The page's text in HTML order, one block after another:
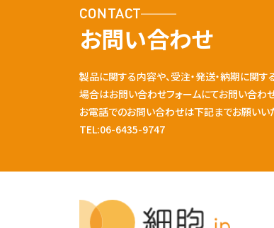
CONTACT
お問い合わせ
製品に関する内容や、受注・発送・納期に関
場合はお問い合わせフォームにてお問い合わせ
お電話でのお問い合わせは下記までお願いい
TEL:06-6435-9747